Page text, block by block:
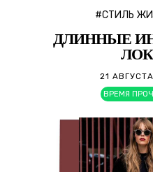
#СТИЛЬ
ДЛИННЫЕ
21
ВРЕМЯ